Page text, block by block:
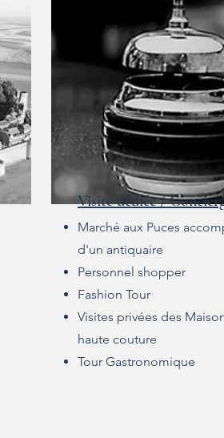
Visite dédiée /
Marché aux Puces
d'un antiquaire
Personnel shopper
Fashion Tour
Visites privées des
haute couture
Tour Gastronomique